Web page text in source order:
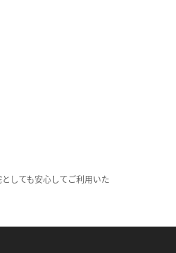
しても安心してご利用いた